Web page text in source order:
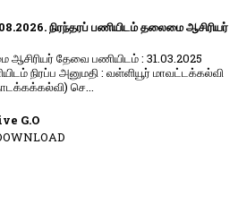
நிரந்தரப் பணியிடம் தலைமை ஆசிரியர்
ஆசிரியர் தேவை பணியிடம் : 31.03.2025
நிரப்ப அனுமதி : வள்ளியூர் மாவட்டக்கல்வி
செ...
G.O